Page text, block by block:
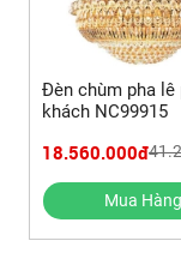
Đèn chùm pha lê
khách NC99915
18.560.000đ
Mua Hàng